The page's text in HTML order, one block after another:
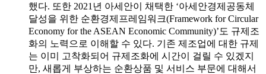
했다. 또한 2021년 아세안이 채택한 ‘아세안경제공동체
달성을 위한 순환경제프레임워크(Framework for Circular
Economy for the ASEAN Economic Community)’도 규제조
화의 노력으로 이해할 수 있다. 기존 제조업에 대한 규제
는 이미 고착화되어 규제조화에 시간이 걸릴 수 있겠지
만, 새롭게 부상하는 순환상품 및 서비스 부문에 대해서